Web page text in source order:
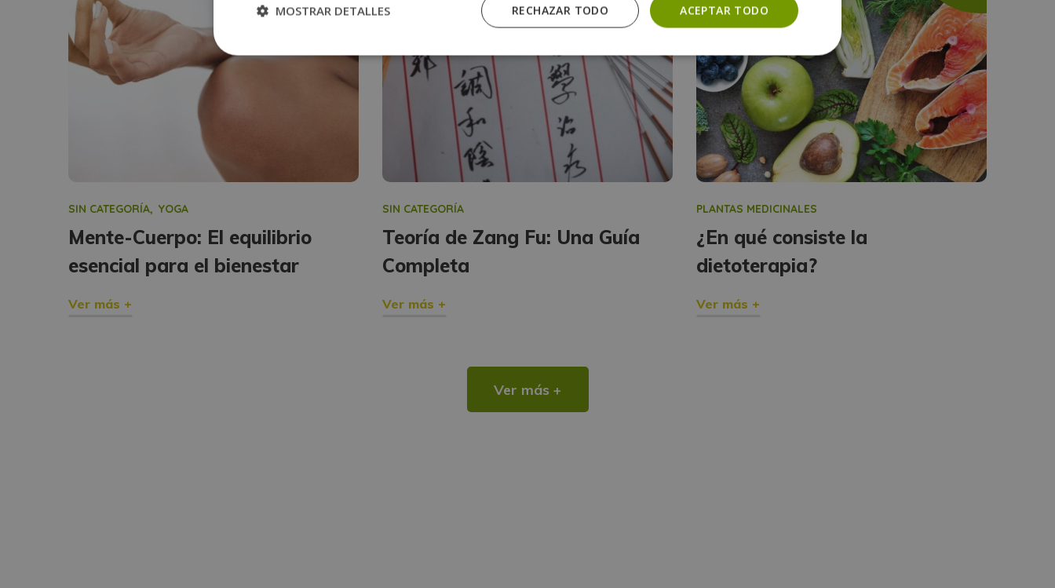
SIN CATEGORÍA YOGA
Mente-Cuerpo: El equilibrio
esencial para el bienestar
Ver más +
SIN CATEGORÍA
Teoría de Zang Fu: Una Guía
Completa
Ver más +
PLANTAS MEDICINALES
¿En qué consiste la
dietoterapia?
Ver más +
Ver más +
ACEPTAR TODO
RECHAZAR TODO
MOSTRAR DETALLES